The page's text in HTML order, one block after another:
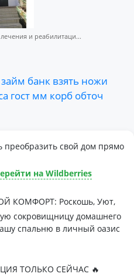
и реабилитаци...
займ банк взять ножи
гост мм корб обточ
преобразить свой дом прямо
на Wildberries
КОМФОРТ: Роскошь, Уют,
сокровищницу домашнего
спальню в личный оазис
ТОЛЬКО СЕЙЧАС 🔥